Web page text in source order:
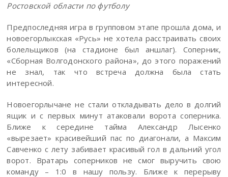
Ростовской области по футболу
Предпоследняя игра в групповом этапе прошла дома, и
новоегорлыкская «Русь» не хотела расстраивать своих
болельщиков (на стадионе был аншлаг). Соперник,
«Сборная Волгодонского района», до этого поражений
не знал, так что встреча должна была стать
интересной.
Новоегорлычане не стали откладывать дело в долгий
ящик и с первых минут атаковали ворота соперника.
Ближе к середине тайма Александр Лысенко
«вырезает» красивейший пас по диагонали, а Максим
Савченко с лету забивает красивый гол в дальний угол
ворот. Вратарь соперников не смог выручить свою
команду – 1:0 в нашу пользу. Ближе к перерыву